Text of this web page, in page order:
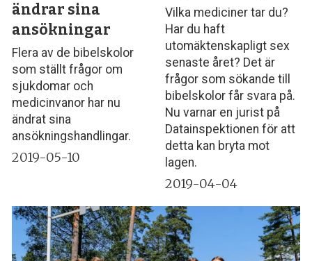
ändrar sina
ansökningar
Flera av de bibelskolor
som ställt frågor om
sjukdomar och
medicinvanor har nu
ändrat sina
ansökningshandlingar.
2019-05-10
Vilka mediciner tar du?
Har du haft
utomäktenskapligt sex
senaste året? Det är
frågor som sökande till
bibelskolor får svara på.
Nu varnar en jurist på
Datainspektionen för att
detta kan bryta mot
lagen.
2019-04-04